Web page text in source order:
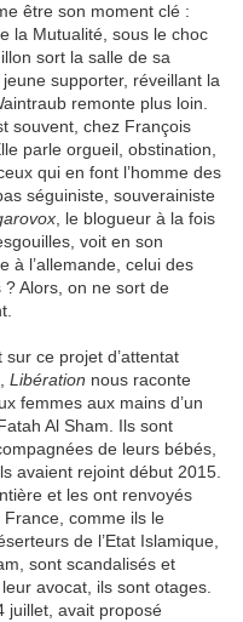
être son moment clé :
la Mutualité, sous le choc
sort la salle de sa
supporter, réveillant la
remonte plus loin.
souvent, chez François
parle orgueil, obstination,
qui en font l’homme des
séguiniste, souverainiste
, le blogueur à la fois
voit en son
à l’allemande, celui des
Alors, on ne sort de
ce projet d’attentat
Libération nous raconte
femmes aux mains d’un
Al Sham. Ils sont
de leurs bébés,
avaient rejoint début 2015.
et les ont renvoyés
comme ils le
de l’Etat Islamique,
sont scandalisés et
avocat, ils sont otages.
juillet, avait proposé